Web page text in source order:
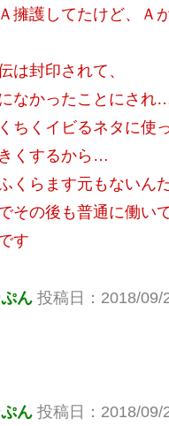
擁護してたけど、Ａ
は封印されて、
なかったことにされ
ちくイビるネタに使
くするから…
くらます元もない
その後も普通に働い
す
ん 投稿日：2018/09/
ん 投稿日：2018/09/